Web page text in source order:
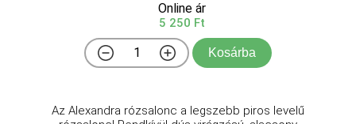
Online ár
5 250 Ft
Kosárba
Az Alexandra rózsalonc a legszebb piros levelű